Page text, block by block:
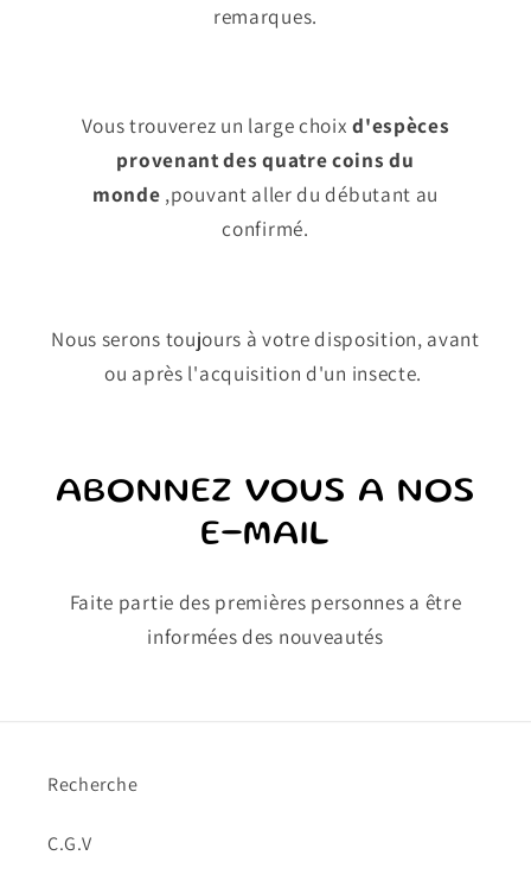
remarques.
Vous trouverez un large choixd'espèces
provenant des quatre coins du
monde ,pouvant aller du débutant au
confirmé.
Nous serons toujours à votre disposition, avant
ou après l'acquisition d'un insecte.
ABONNEZ VOUS A NOS
E-MAIL
Faite partie des premières personnes a être
informées des nouveautés
Recherche
C.G.V